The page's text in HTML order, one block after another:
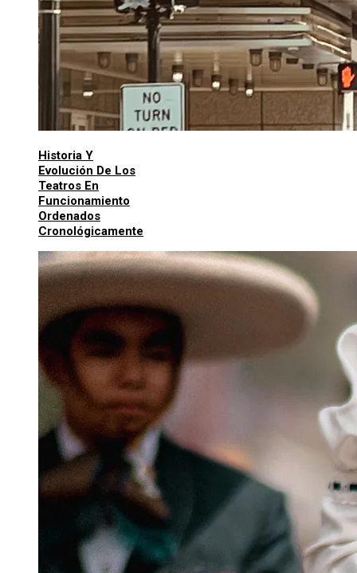
Historia Y
Evolución De Los
Teatros En
Funcionamiento
Ordenados
Cronológicamente